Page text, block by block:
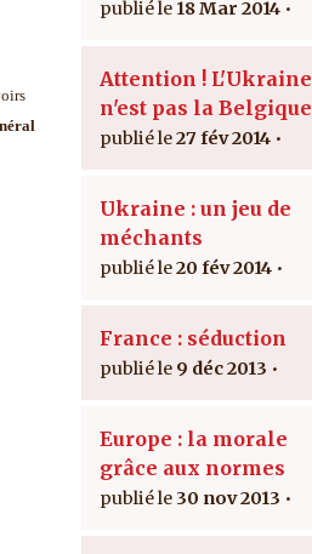
18 Mar 2014
Attention ! L'Ukraine
n'est pas la Belgique
27 fév 2014
Ukraine : un jeu de
méchants
20 fév 2014
France : séduction
9 déc 2013
Europe : la morale
grâce aux normes
30 nov 2013